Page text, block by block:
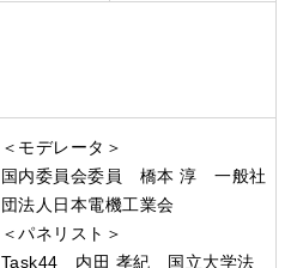
＜モデレータ＞
国内委員会委員 橋本 淳 一般社
団法人日本電機工業会
＜パネリスト＞
Task44 内田 孝紀 国立大学法